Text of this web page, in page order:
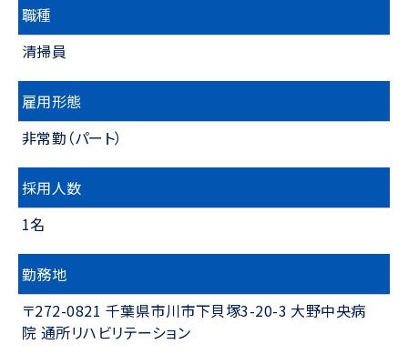
職種
清掃員
雇用形態
非常勤（パート）
採用人数
1名
勤務地
〒272-0821 千葉県市川市下貝塚3-20-3 大野中央病
院 通所リハビリテーション